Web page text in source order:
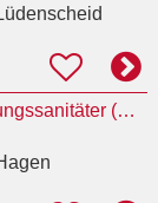
Stellenausschreibung – Rettungssanitäter (m/w/d) für den qualifizierten Krankentransport in